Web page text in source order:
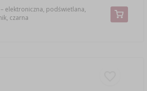
elektroniczna, podświetlana,
czarna